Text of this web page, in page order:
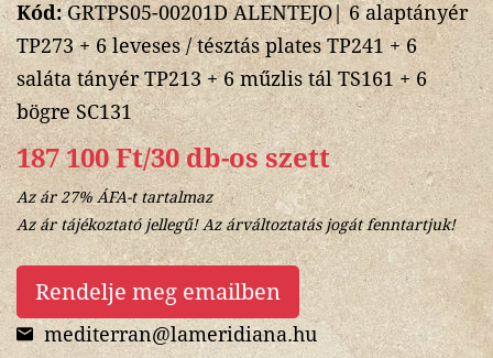
Kód:GRTPS05-00201D ALENTEJO| 6 alaptányér
TP273 + 6 leveses / tésztás plates TP241 + 6
saláta tányér TP213 + 6 műzlis tál TS161 + 6
bögre SC131
187 100 Ft/30 db-os szett
Az ár 27% ÁFA-t tartalmaz
Az ár tájékoztató jellegű! Az árváltoztatás jogát fenntartjuk!
Rendelje meg emailben
mediterran@lameridiana.hu